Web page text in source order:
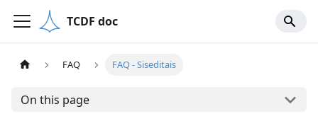
TCDF doc
FAQ FAQ - Siseditais
On this page